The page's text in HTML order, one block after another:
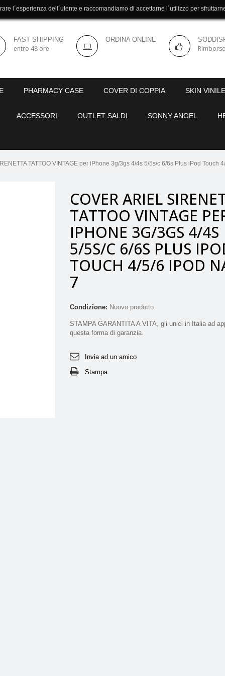
FAST SHIPPING
entro 48 ore
ORDINA ONLINE
PHARMACY CASE COVER DI COPPIA SKIN VINILE
ACCESSORI OUTLET SALDI SONNY ANGEL
l´esperienza dell´utente e raccomandiamo di accettarne l´utilizzo per
TATTOO VINTAGE per iPhone 3g/3gs 4/4s 5/5s/c 6/6s Plus iPod Touch
COVER ARIEL
TATTOO VINTAGE
IPHONE 3G/3GS 4/4S
5/5S/C 6/6S PLUS
TOUCH 4/5/6 IPOD
7
Condizione: Nuovo prodotto
STAMPA GARANTITA A VITA, gli unici in Italia ad
questa forma di garanzia.
Invia ad un amico
Stampa